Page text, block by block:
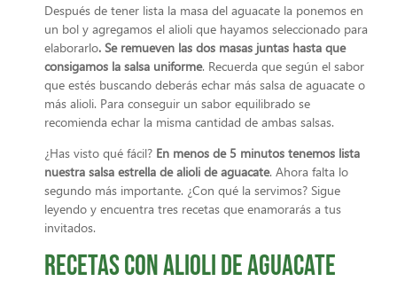
Después de tener lista la masa del aguacate la ponemos en
un bol y agregamos el alioli que hayamos seleccionado para
elaborarlo. Se remueven las dos masas juntas hasta que
consigamos la salsa uniforme. Recuerda que según el sabor
que estés buscando deberás echar más salsa de aguacate o
más alioli. Para conseguir un sabor equilibrado se
recomienda echar la misma cantidad de ambas salsas.
¿Has visto qué fácil? En menos de 5 minutos tenemos lista
nuestra salsa estrella de alioli de aguacate. Ahora falta lo
segundo más importante. ¿Con qué la servimos? Sigue
leyendo y encuentra tres recetas que enamorarás a tus
invitados.
Recetas con alioli de aguacate